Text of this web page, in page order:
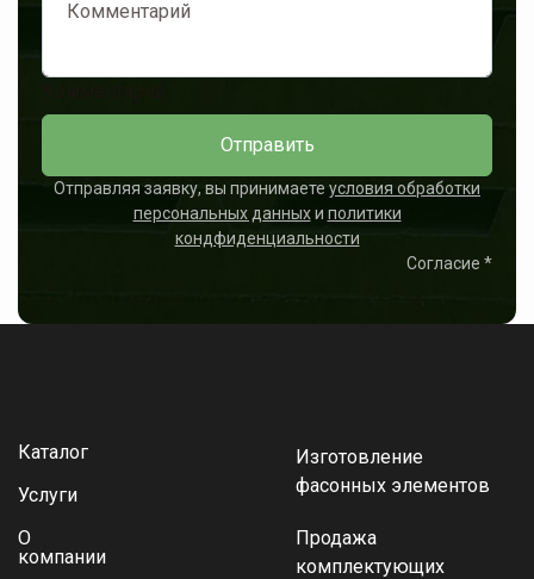
Отправляя заявку, вы принимаете условия обработки
персональных данныхи политики
кондфиденциальности
Согласие *
Отправить
Каталог
Услуги
О
компании
Изготовление
фасонных элементов
Продажа
комплектующих